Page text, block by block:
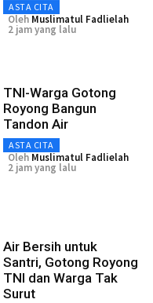
ASTA CITA
Oleh Muslimatul Fadlielah
2 jam yang lalu
TNI-Warga Gotong
Royong Bangun
Tandon Air
ASTA CITA
Oleh Muslimatul Fadlielah
2 jam yang lalu
Air Bersih untuk
Santri, Gotong Royong
TNI dan Warga Tak
Surut